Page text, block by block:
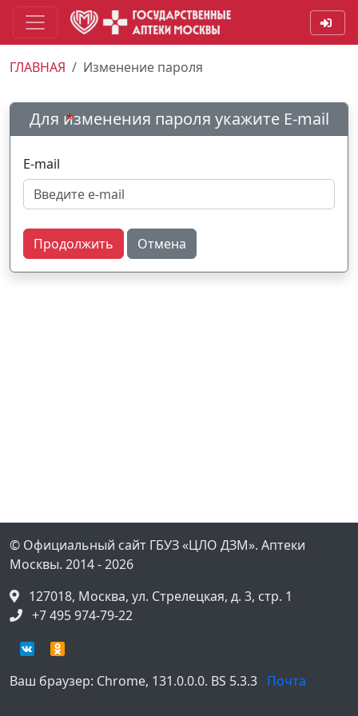
ГЛАВНАЯ Изменение пароля
Для изменения пароля укажите E-mail
E-mail
Продолжить Отмена
© Официальный сайт ГБУЗ «ЦЛО ДЗМ». Аптеки
Москвы. 2014- 2026
127018, Москва, ул. Стрелецкая, д. 3, стр. 1
+7 495 974-79-22
Ваш браузер: Chrome, 131.0.0.0. BS 5.3.3 Почта